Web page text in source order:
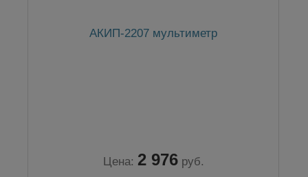
АКИП-2207 мультиметр
Цена: 2 976 руб.